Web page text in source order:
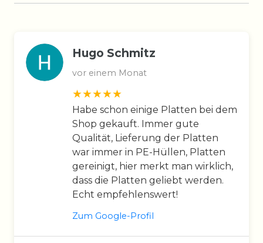
Hugo Schmitz
vor einem Monat
Habe schon einige Platten bei dem
Shop gekauft. Immer gute
Qualität, Lieferung der Platten
war immer in PE-Hüllen, Platten
gereinigt, hier merkt man wirklich,
dass die Platten geliebt werden.
Echt empfehlenswert!
Zum Google-Profil